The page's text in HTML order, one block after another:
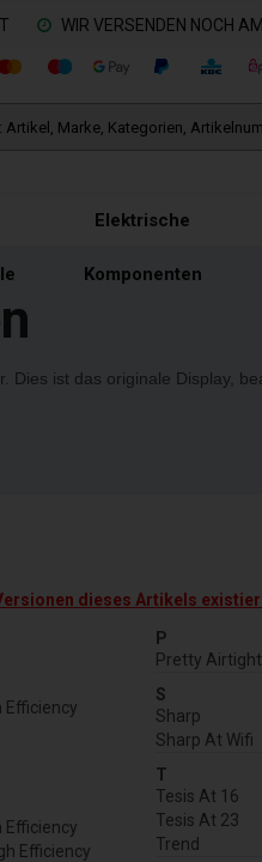
WIR VERSENDEN NOCH
Elektrische
Komponenten
ist das originale Display,
dieses Artikels
Efficiency
Efficiency
Efficiency
P
Pretty Airtight
S
Sharp
Sharp At Wifi
T
Tesis At 16
Tesis At 23
Trend